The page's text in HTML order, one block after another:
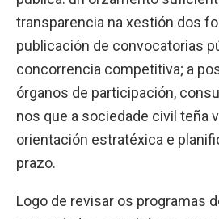
transparencia na xestión dos
publicación de convocatorias
concorrencia competitiva; a
órganos de participación,
nos que a sociedade civil teña
orientación estratéxica e
prazo.
Logo de revisar os programas